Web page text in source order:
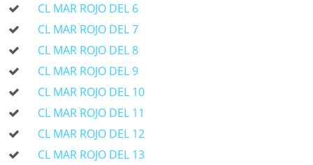
CL MAR ROJO DEL 6
CL MAR ROJO DEL 7
CL MAR ROJO DEL 8
CL MAR ROJO DEL 9
CL MAR ROJO DEL 10
CL MAR ROJO DEL 11
CL MAR ROJO DEL 12
CL MAR ROJO DEL 13